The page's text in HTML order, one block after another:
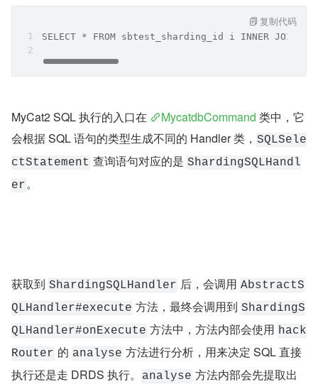
SELECT * FROM sbtest_sharding_id i INNER
复制代码
MyCat2 SQL 执行的入口在 MycatdbCommand 类中，它
会根据 SQL 语句的类型生成不同的 Handler 类， SQLSele
ctStatement 查询语句对应的是 ShardingSQLHandl
er。
获取到 ShardingSQLHandler 后，会调用 AbstractS
QLHandler#execute 方法，最终会调用到 ShardingS